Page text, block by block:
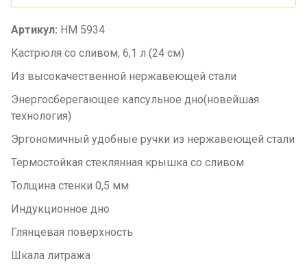
Артикул: НМ 5934
Кастрюля со сливом, 6,1 л (24 см)
Из высокачественной нержавеющей стали
Энергосберегающее капсульное дно(новейшая
технология)
Эргономичный удобные ручки из нержавеющей стали
Термостойкая стеклянная крышка со сливом
Толщина стенки 0,5 мм
Индукционное дно
Глянцевая поверхность
Шкала литража